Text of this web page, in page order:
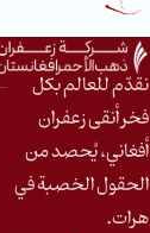
نقدّم للعالم بكل
فخر أنقى زعفران
أفغاني، يُحصد من
الحقول الخصبة في
هرات.